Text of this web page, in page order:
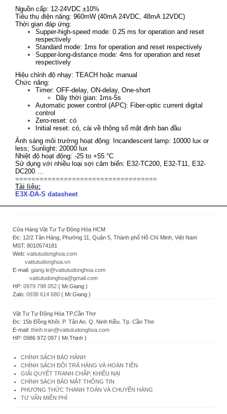
Nguồn cấp: 12-24VDC ±10%
Tiêu thụ điện năng: 960mW (40mA 24VDC, 48mA 12VDC)
Thời gian đáp ứng:
Supper-high-speed mode: 0.25 ms for operation and reset
respectively
Standard mode: 1ms for operation and reset respectively
Supper-long-distance mode: 4ms for operation and reset
respectively
Hiệu chỉnh độ nhạy: TEACH hoặc manual
Chức năng:
Timer: OFF-delay, ON-delay, One-short
Dãy thời gian: 1ms-5s
Automatic power control (APC): Fiber-optic current digital
control
Zero-reset: có
Initial reset: có, cài về thông số mặt định ban đầu
Ánh sáng môi trường hoạt động: Incandescent lamp: 10000 lux or
less; Sunlight: 20000 lux
Nhiệt độ hoạt động: -25 to +55 °C
Sử dụng với nhiều loại sợi cảm biến: E32-TC200, E32-T11, E32-
DC200 …
===================================
Tài liệu:
E3X-DA-S datasheet
Cửa Hàng Vật Tư Tự Động Hóa HCM
Đc: 12/2 Tân Hàng, Phường 11, Quận 5, Thành phố Hồ Chí Minh, Việt Nam
MST: 8010574181
Web: vattutudonghoa.com
vattutudonghoa.vn
E-mail: giang.le@vattutudonghoa.com
vattutudonghoa@gmail.com
HP: 0979 798 052 ( Mr.Giang )
Zalo: 0938 614 680 ( Mr.Giang )
Vật Tư Tự Động Hóa TP.Cần Thơ
Đc: 15b Đồng Khởi. P. Tân An. Q. Ninh Kiều. Tp. Cần Thơ
E-mail: thinh.tran@vattutudonghoa.com
HP: 0986 972 097 ( Mr.Thịnh )
CHÍNH SÁCH BẢO HÀNH
CHÍNH SÁCH ĐỔI TRẢ HÀNG VÀ HOÀN TIỀN
GIẢI QUYẾT TRANH CHẤP, KHIẾU NẠI
CHÍNH SÁCH BẢO MẬT THÔNG TIN
PHƯƠNG THỨC THANH TOÁN VÀ CHUYỂN HÀNG
TƯ VẤN MIỄN PHÍ